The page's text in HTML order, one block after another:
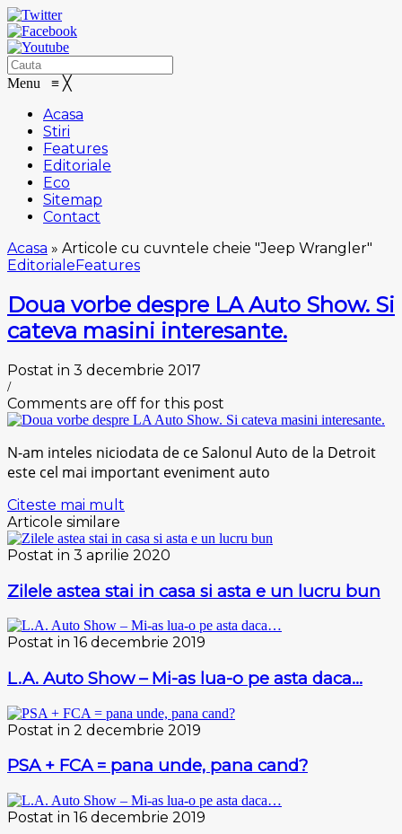
Menu ≡ ╳
Acasa
Stiri
Features
Editoriale
Eco
Sitemap
Contact
Acasa » Articole cu cuvntele cheie "Jeep Wrangler"
EditorialeFeatures
Doua vorbe despre LA Auto Show. Si
cateva masini interesante.
Postat in 3 decembrie 2017
/
Comments are off for this post
N-am inteles niciodata de ce Salonul Auto de la Detroit
este cel mai important eveniment auto
Citeste mai mult
Articole similare
Postat in 3 aprilie 2020
Zilele astea stai in casa si asta e un lucru bun
Postat in 16 decembrie 2019
L.A. Auto Show – Mi-as lua-o pe asta daca…
Postat in 2 decembrie 2019
PSA + FCA = pana unde, pana cand?
Postat in 16 decembrie 2019